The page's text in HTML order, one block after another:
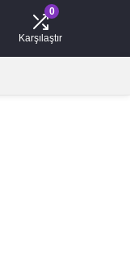
0
Karşılaştır